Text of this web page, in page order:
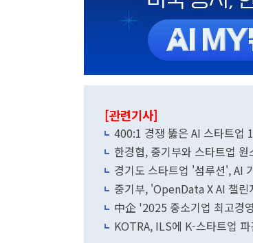
[관련기사]
400:1 경쟁 뚫은 AI 스타트업
한경협, 중기부와 스타트업
경기도 스타트업 '섬루션', AI
중기부, 'OpenData X AI 챌
中企 '2025 중소기업 최고경
KOTRA, ILS에 K-스타트업